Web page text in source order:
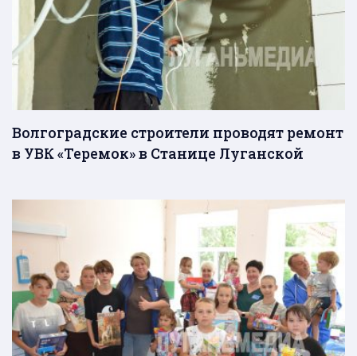
Волгоградские строители проводят ремонт
в УВК «Теремок» в Станице Луганской